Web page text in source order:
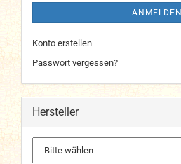
ANMELDEN
Konto erstellen
Passwort vergessen?
Hersteller